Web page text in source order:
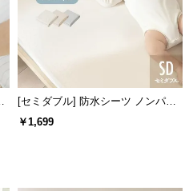
[セミダブル] 防水シーツ ノンパイ
ル
￥1,699